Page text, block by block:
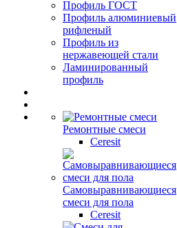
Профиль ГОСТ
Профиль алюминиевый
рифленый
Профиль из
нержавеющей стали
Ламинированный
профиль
Ремонтные смеси
Ceresit
Самовыравнивающиеся
смеси для пола
Ceresit